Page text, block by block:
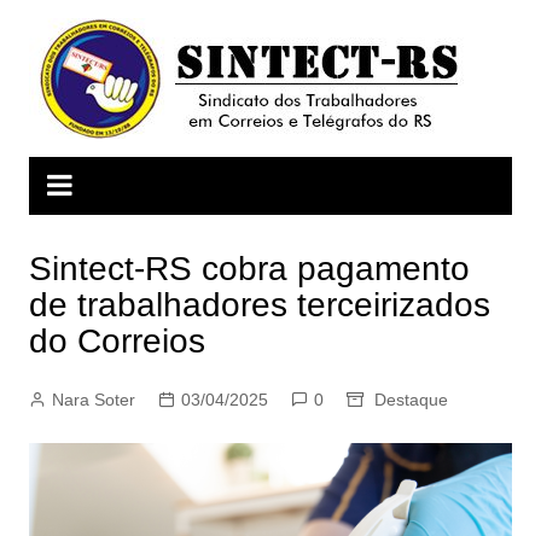
conteúdo
Sintect-RS cobra pagamento
de trabalhadores terceirizados
do Correios
Nara Soter 03/04/2025 0 Destaque